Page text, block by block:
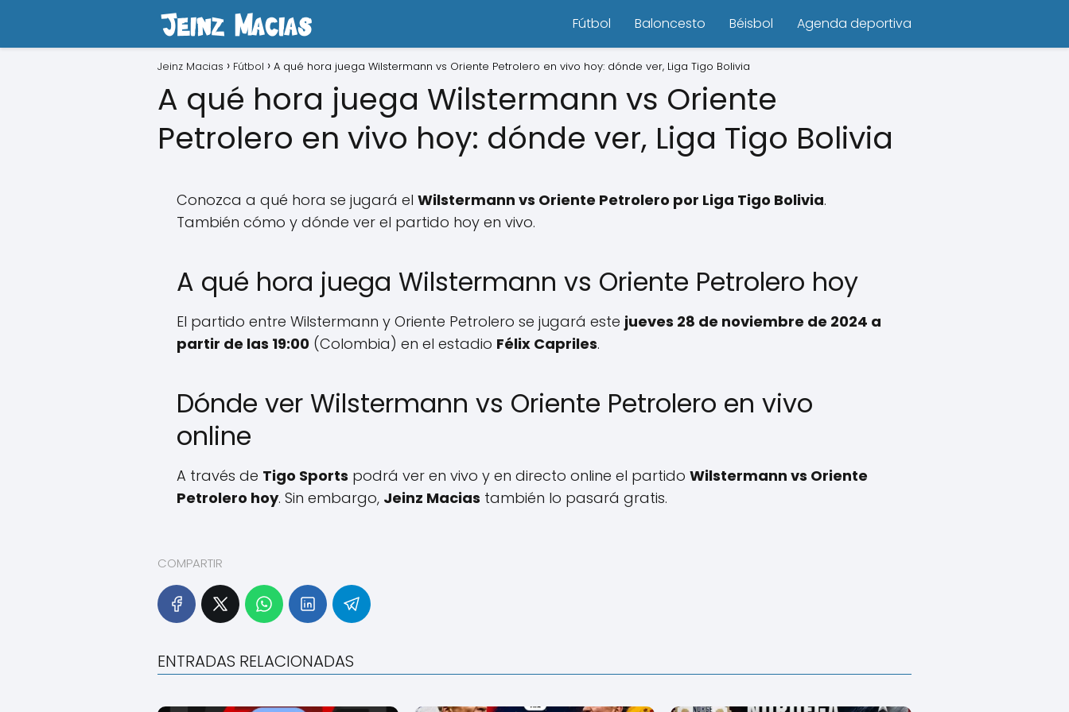
Fútbol Baloncesto Béisbol Agenda deportiva
Jeinz Macias Fútbol A qué hora juega Wilstermann vs Oriente Petrolero en vivo hoy: dónde ver, Liga Tigo Bolivia
A qué hora juega Wilstermann vs Oriente
Petrolero en vivo hoy: dónde ver, Liga Tigo Bolivia
Conozca a qué hora se jugará el Wilstermann vs Oriente Petrolero por Liga Tigo Bolivia.
También cómo y dónde ver el partido hoy en vivo.
A qué hora juega Wilstermann vs Oriente Petrolero hoy
El partido entre Wilstermann y Oriente Petrolero se jugará este jueves 28 de noviembre de 2024 a
partir de las 19:00 (Colombia) en el estadio Félix Capriles.
Dónde ver Wilstermann vs Oriente Petrolero en vivo
online
A través de Tigo Sports podrá ver en vivo y en directo online el partido Wilstermann vs Oriente
Petrolero hoy. Sin embargo, Jeinz Macias también lo pasará gratis.
COMPARTIR
ENTRADAS RELACIONADAS